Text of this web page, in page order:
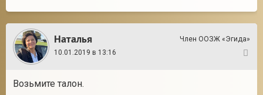
Наталья
Член ООЗЖ «Эгида»
10.01.2019 в 13:16
Возьмите талон.